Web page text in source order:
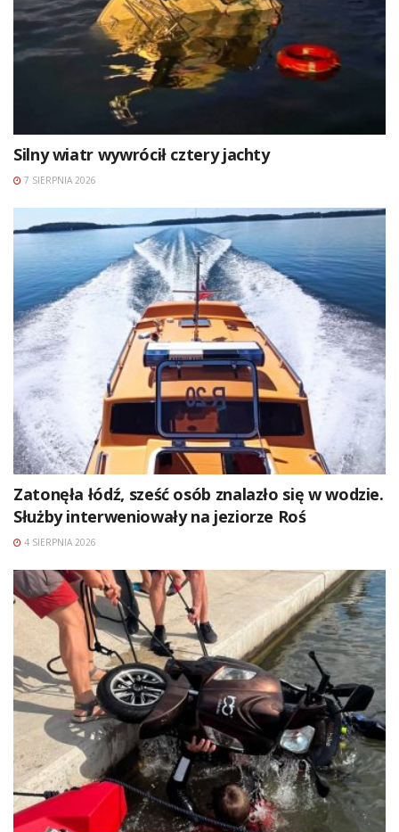
Silny wiatr wywrócił cztery jachty
7 SIERPNIA 2026
Zatonęła łódź, sześć osób znalazło się w wodzie.
Służby interweniowały na jeziorze Roś
4 SIERPNIA 2026